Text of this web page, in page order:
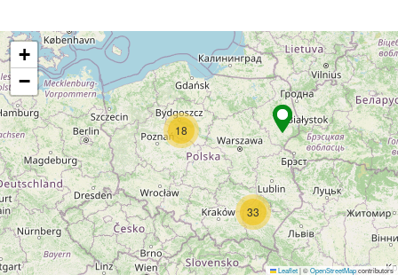
18
33
+
−
Leaflet|©OpenStreetMapcontributors